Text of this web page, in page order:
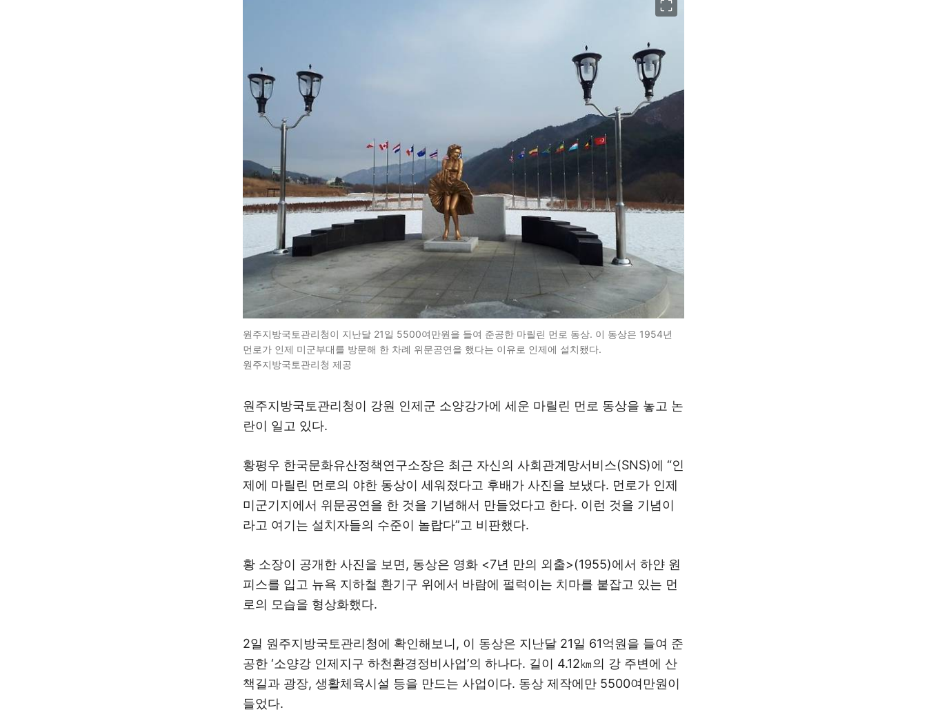
원주지방국토관리청이 지난달 21일 5500여만원을 들여 준공한 마릴린 먼로 동상. 이 동상은 1954년
먼로가 인제 미군부대를 방문해 한 차례 위문공연을 했다는 이유로 인제에 설치됐다.
원주지방국토관리청 제공
원주지방국토관리청이 강원 인제군 소양강가에 세운 마릴린 먼로 동상을 놓고 논
란이 일고 있다.
황평우 한국문화유산정책연구소장은 최근 자신의 사회관계망서비스(SNS)에 “인
제에 마릴린 먼로의 야한 동상이 세워졌다고 후배가 사진을 보냈다. 먼로가 인제
미군기지에서 위문공연을 한 것을 기념해서 만들었다고 한다. 이런 것을 기념이
라고 여기는 설치자들의 수준이 놀랍다”고 비판했다.
황 소장이 공개한 사진을 보면, 동상은 영화 <7년 만의 외출>(1955)에서 하얀 원
피스를 입고 뉴욕 지하철 환기구 위에서 바람에 펄럭이는 치마를 붙잡고 있는 먼
로의 모습을 형상화했다.
2일 원주지방국토관리청에 확인해보니, 이 동상은 지난달 21일 61억원을 들여 준
공한 ‘소양강 인제지구 하천환경정비사업’의 하나다. 길이 4.12㎞의 강 주변에 산
책길과 광장, 생활체육시설 등을 만드는 사업이다. 동상 제작에만 5500여만원이
들었다.